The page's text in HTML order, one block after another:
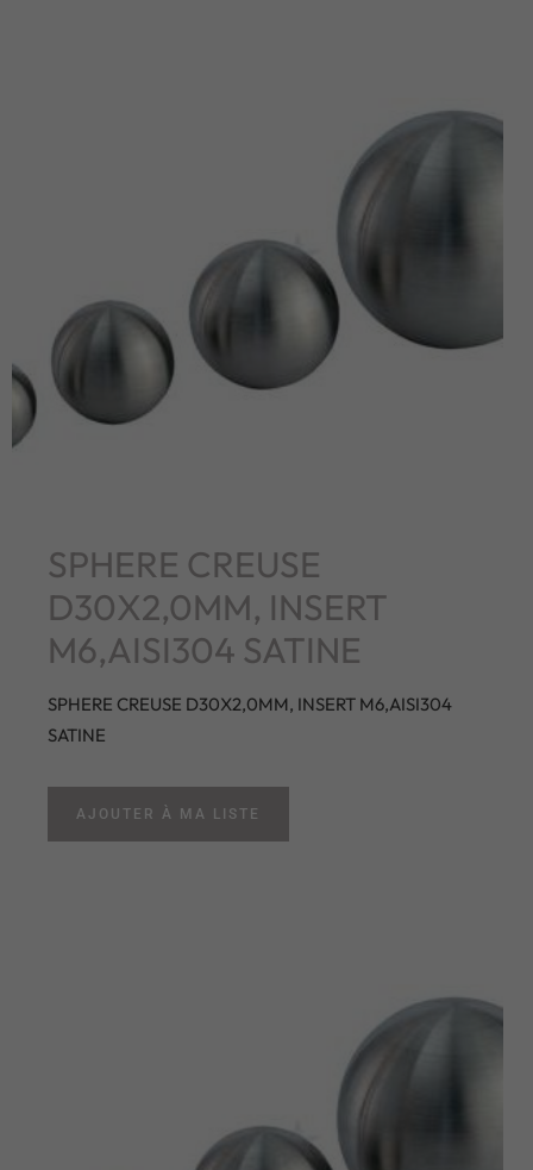
SPHERE CREUSE
D30X2,0MM, INSERT
M6,AISI304 SATINE
SPHERE CREUSE D30X2,0MM, INSERT M6,AISI304
SATINE
AJOUTER À MA LISTE